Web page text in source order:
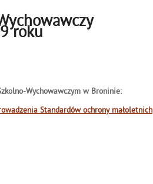
roku
Wychowawczym w Broninie:
Standardów ochrony małoletnich